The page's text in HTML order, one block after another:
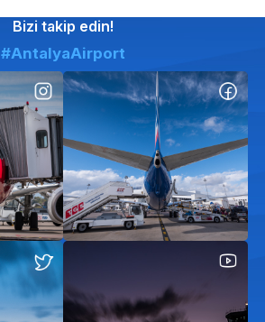
Bizi takip edin!
#AntalyaAirport